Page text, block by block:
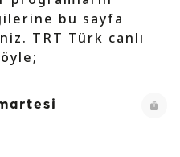
bu sayfa
TRT Türk canlı